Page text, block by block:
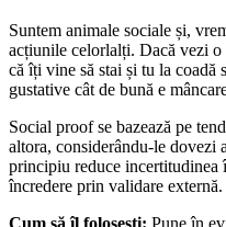
Suntem animale sociale și,
acțiunile celorlalți. Dacă vezi o
că îți vine să stai și tu la
gustative cât de bună e
Social proof se bazează pe
altora, considerându-le dovezi
principiu reduce incertitudinea
încredere prin validare externă.